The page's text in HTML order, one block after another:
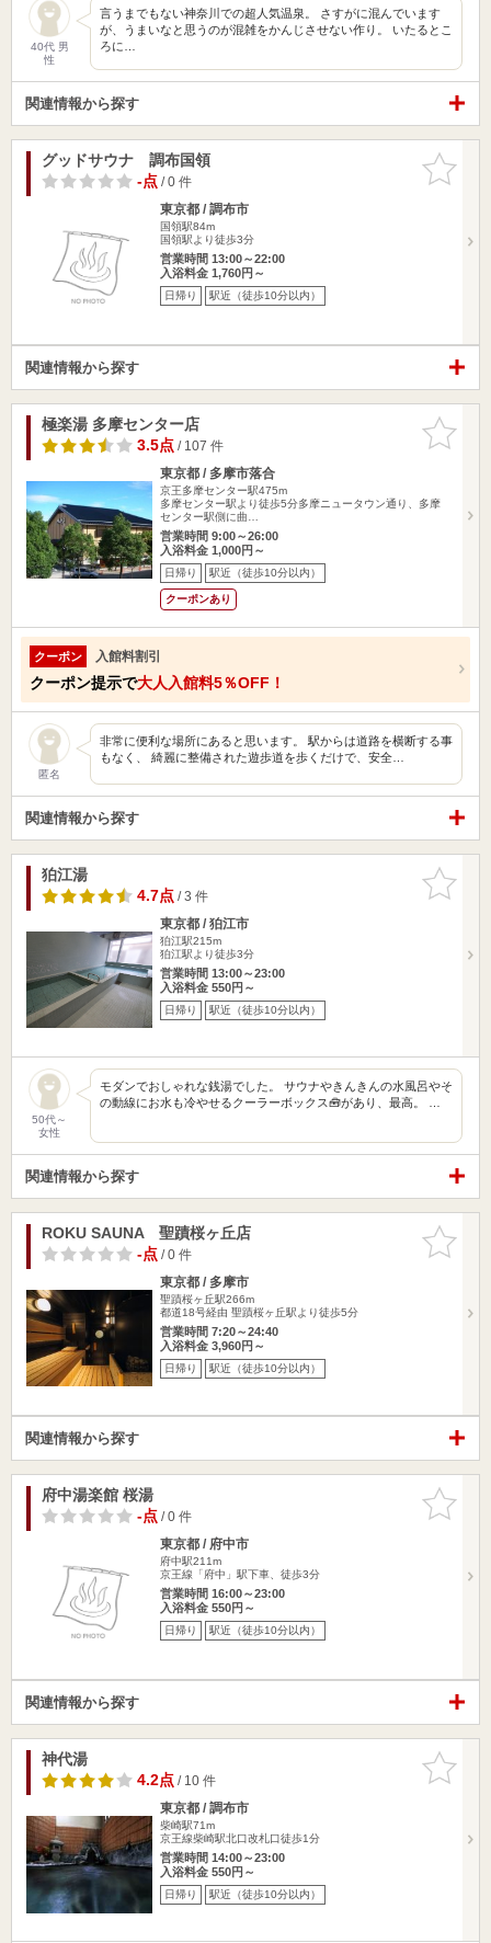
40代 男
性
言うまでもない神奈川での超人気温泉。 さすがに混んでいます
が、うまいなと思うのが混雑をかんじさせない作り。 いたるとこ
ろに…
関連情報から探す
お気に入
りに追加
グッドサウナ 調布国領
-点/ 0 件
東京都 / 調布市
国領駅84m
国領駅より徒歩3分
営業時間 13:00～22:00
入浴料金 1,760円～
日帰り 駅近（徒歩10分以内）
関連情報から探す
お気に入
りに追加
極楽湯 多摩センター店
3.5点/ 107 件
東京都 / 多摩市落合
京王多摩センター駅475m
多摩センター駅より徒歩5分多摩ニュータウン通り、多摩
センター駅側に曲…
営業時間 9:00～26:00
入浴料金 1,000円～
日帰り 駅近（徒歩10分以内）
クーポンあり
クーポン 入館料割引
クーポン提示で大人入館料5％OFF！
匿名
非常に便利な場所にあると思います。 駅からは道路を横断する事
もなく、 綺麗に整備された遊歩道を歩くだけで、安全…
関連情報から探す
お気に入
りに追加
狛江湯
4.7点/ 3 件
東京都 / 狛江市
狛江駅215m
狛江駅より徒歩3分
営業時間 13:00～23:00
入浴料金 550円～
日帰り 駅近（徒歩10分以内）
50代～
女性
モダンでおしゃれな銭湯でした。 サウナやきんきんの水風呂やそ
の動線にお水も冷やせるクーラーボックス🧰があり、最高。 …
関連情報から探す
お気に入
りに追加
ROKU SAUNA 聖蹟桜ヶ丘店
-点/ 0 件
東京都 / 多摩市
聖蹟桜ヶ丘駅266m
都道18号経由 聖蹟桜ヶ丘駅より徒歩5分
営業時間 7:20～24:40
入浴料金 3,960円～
日帰り 駅近（徒歩10分以内）
関連情報から探す
お気に入
りに追加
府中湯楽館 桜湯
-点/ 0 件
東京都 / 府中市
府中駅211m
京王線「府中」駅下車、徒歩3分
営業時間 16:00～23:00
入浴料金 550円～
日帰り 駅近（徒歩10分以内）
関連情報から探す
お気に入
りに追加
神代湯
4.2点/ 10 件
東京都 / 調布市
柴崎駅71m
京王線柴崎駅北口改札口徒歩1分
営業時間 14:00～23:00
入浴料金 550円～
日帰り 駅近（徒歩10分以内）